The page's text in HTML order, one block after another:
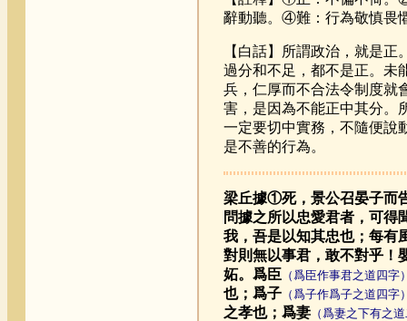
辭動聽。④難：行為敬慎畏
【白話】所謂政治，就是
過分和不足，都不是正。未
兵，仁厚而不合法令制度就
害，是因為不能正中其分。
一定要切中實務，不隨便說
是不善的行為。
梁丘據①死，景公召晏子而
問據之所以忠愛君者，可
我，吾是以知其忠也；每有
對則無以事君，敢不對乎！
妬。爲臣（爲臣作事君之道四字
也；爲子（爲子作爲子之道四字
之孝也；爲妻（爲妻之下有之